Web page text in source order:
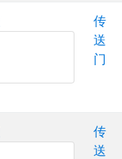
传
送
门
传
送